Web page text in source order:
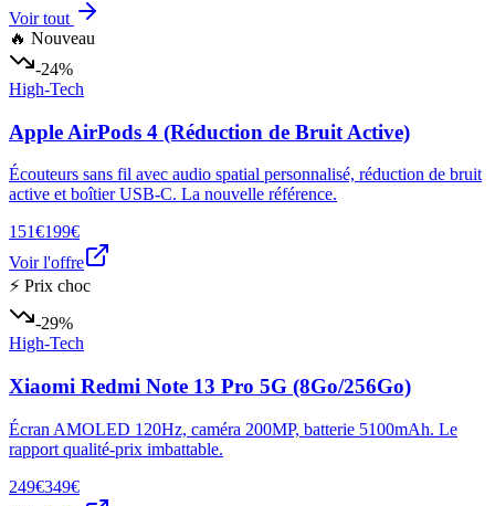
Voir tout
🔥 Nouveau
-24%
High-Tech
Apple AirPods 4 (Réduction de Bruit Active)
Écouteurs sans fil avec audio spatial personnalisé, réduction de bruit
active et boîtier USB-C. La nouvelle référence.
151€199€
Voir l'offre
⚡ Prix choc
-29%
High-Tech
Xiaomi Redmi Note 13 Pro 5G (8Go/256Go)
Écran AMOLED 120Hz, caméra 200MP, batterie 5100mAh. Le
rapport qualité-prix imbattable.
249€349€